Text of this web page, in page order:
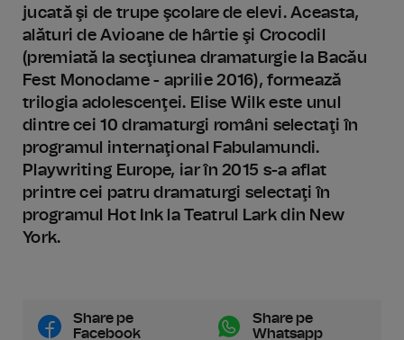
jucată şi de trupe şcolare de elevi. Aceasta,
alături de Avioane de hârtie şi Crocodil
(premiată la secţiunea dramaturgie la Bacău
Fest Monodame - aprilie 2016), formează
trilogia adolescenţei. Elise Wilk este unul
dintre cei 10 dramaturgi români selectaţi în
programul internaţional Fabulamundi.
Playwriting Europe, iar în 2015 s-a aflat
printre cei patru dramaturgi selectaţi în
programul Hot Ink la Teatrul Lark din New
York.
Share pe
Facebook
Share pe
Whatsapp